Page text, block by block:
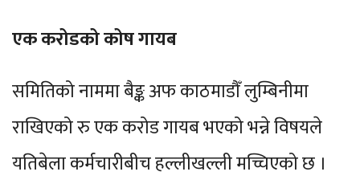
एक करोडको कोष गायब
समितिको नाममा बैङ्क अफ काठमाडौँ लुम्बिनीमा
राखिएको रु एक करोड गायब भएको भन्ने विषयले
यतिबेला कर्मचारीबीच हल्लीखल्ली मच्चिएको छ ।